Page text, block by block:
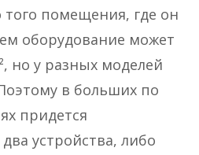
помещения, где он
оборудование может
но у разных моделей
в больших по
придется
устройства, либо